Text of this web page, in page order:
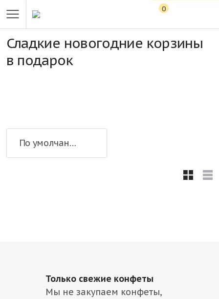
0
Сладкие новогодние корзины
в подарок
По умолчанию
Только свежие конфеты
Мы не закупаем конфеты,